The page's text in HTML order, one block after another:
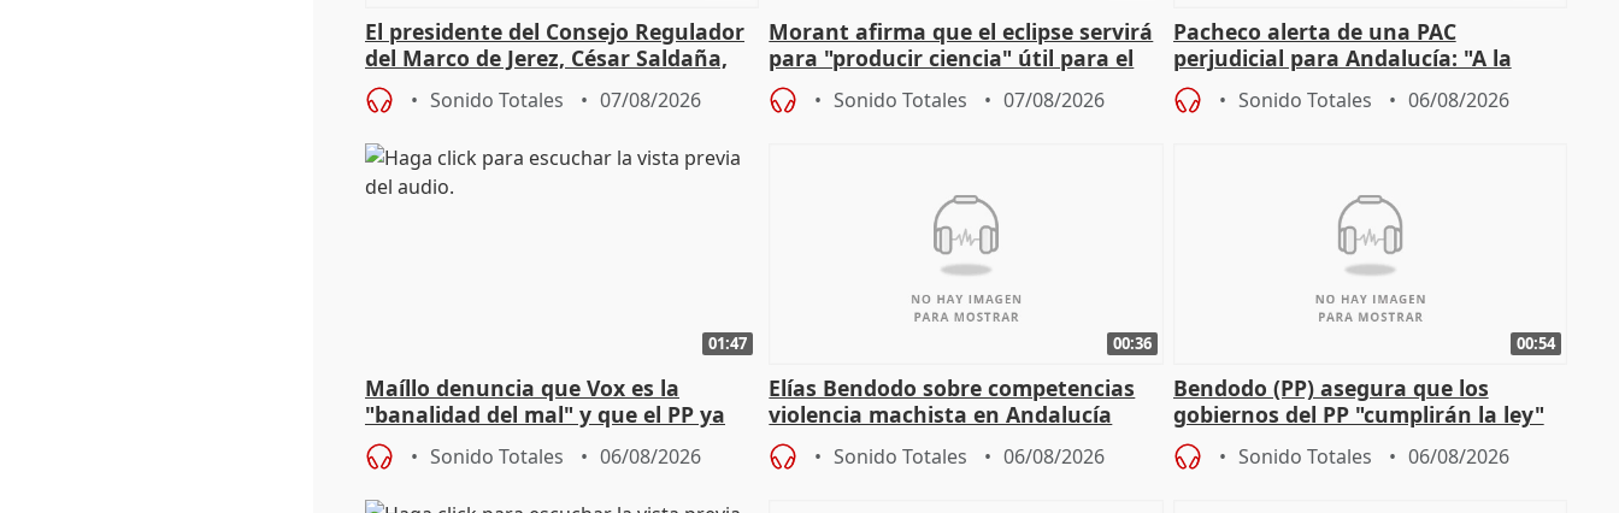
El presidente del Consejo Regulador
del Marco de Jerez, César Saldaña,
sobre exportaciones
Sonido Totales 07/08/2026
Morant afirma que el eclipse servirá
para "producir ciencia" útil para el
resto del mundo
Sonido Totales 07/08/2026
Pacheco alerta de una PAC
perjudicial para Andalucía: "A la
agricultura hay que protegerla"
Sonido Totales 06/08/2026
01:47
Maíllo denuncia que Vox es la
"banalidad del mal" y que el PP ya
asume todas sus tesis
Sonido Totales 06/08/2026
00:36
Elías Bendodo sobre competencias
violencia machista en Andalucía
Sonido Totales 06/08/2026
00:54
Bendodo (PP) asegura que los
gobiernos del PP "cumplirán la ley"
sobre los menores migrantes
Sonido Totales 06/08/2026